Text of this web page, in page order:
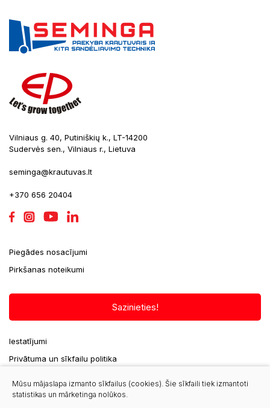
Vilniaus g. 40, Putiniškių k., LT-14200
Sudervės sen., Vilniaus r., Lietuva
seminga@krautuvas.lt
+370 656 20404
Piegādes nosacījumi
Pirkšanas noteikumi
Sazinieties!
Iestatījumi
Privātuma un sīkfailu politika
Mūsu mājaslapa izmanto sīkfailus (cookies). Šie sīkfaili tiek izmantoti
statistikas un mārketinga nolūkos.